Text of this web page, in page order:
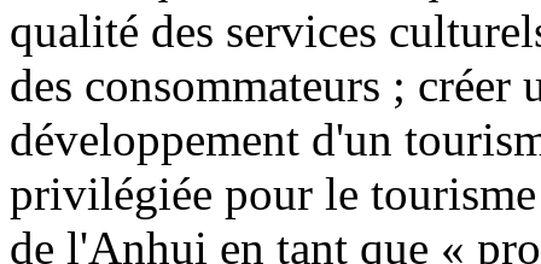
qualité des services
des consommateurs ;
développement d'un
privilégiée pour le
de l'Anhui en tant que «